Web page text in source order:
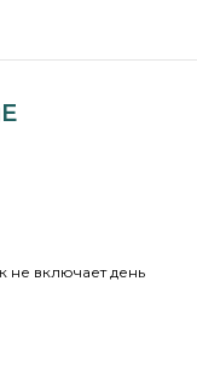
не включает день